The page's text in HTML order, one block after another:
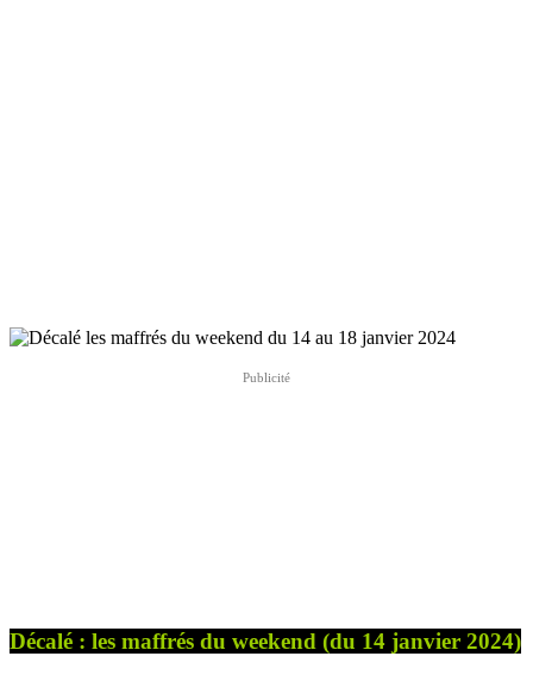
Décalé : les maffrés du weekend (du 14 janvier 2024)